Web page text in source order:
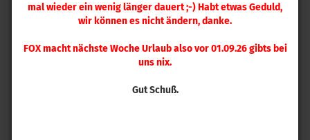
mal wieder ein wenig länger dauert ;-) Habt etwas Geduld,
wir können es nicht ändern, danke.
FOX macht nächste Woche Urlaub also vor 01.09.26 gibts bei
uns nix.
Gut Schuß.